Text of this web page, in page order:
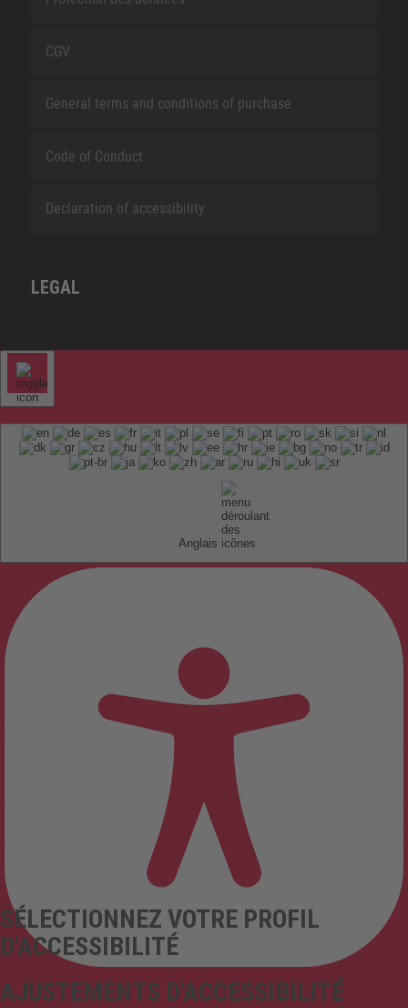
CGV
General terms and conditions of purchase
Code of Conduct
Declaration of accessibility
LEGAL
Anglais
AJUSTEMENTS D'ACCESSIBILITÉ
SÉLECTIONNEZ VOTRE PROFIL
D'ACCESSIBILITÉ